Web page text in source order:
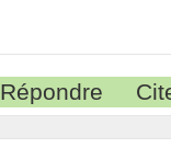
Répondre